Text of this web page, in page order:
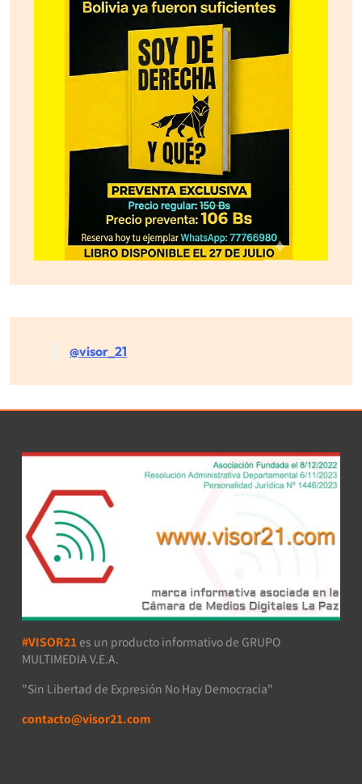
@visor_21
#VISOR21 es un producto informativo de GRUPO
MULTIMEDIA V.E.A.
"Sin Libertad de Expresión No Hay Democracia"
contacto@visor21.com